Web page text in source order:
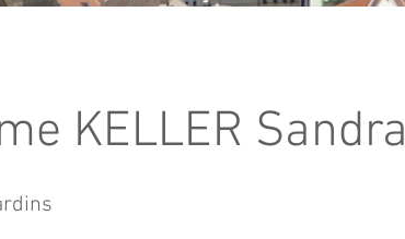
KELLER Sandra